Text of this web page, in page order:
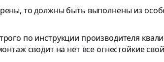
то должны быть выполнены из
по инструкции производителя
сводит на нет все огнестойкие